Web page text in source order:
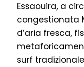
Essaouira, a
congestionata
d’aria fresca,
surf